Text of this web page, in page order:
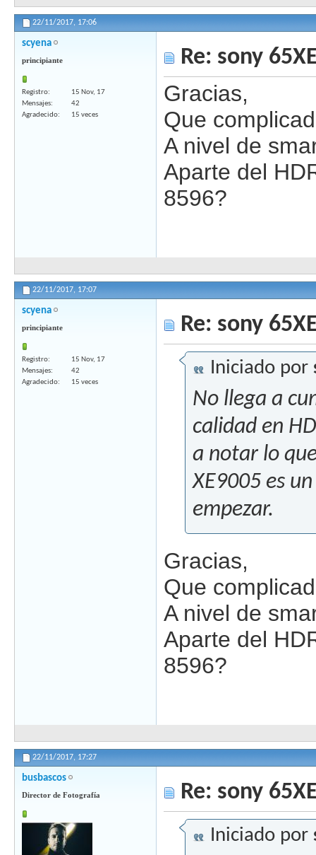
22/11/2017, 17:06
scyena
principiante
Registro
15 Nov, 17
Mensajes
42
Agradecido
15 veces
Re: sony
Gracias,
Que
A nivel de
Aparte del
8596?
22/11/2017, 17:07
scyena
principiante
Registro
15 Nov, 17
Mensajes
42
Agradecido
15 veces
Re: sony
Iniciado por
No llega a
calidad en
a notar lo
XE9005 es
empezar.
Gracias,
Que
A nivel de
Aparte del
8596?
22/11/2017, 17:27
busbascos
Director de Fotografía Re: sony
Iniciado por